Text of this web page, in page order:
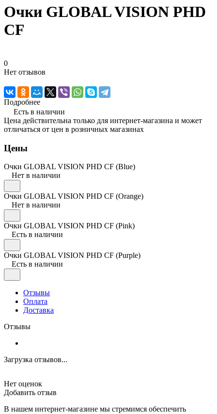
Очки GLOBAL VISION PHD
CF
0
Нет отзывов
Подробнее
Есть в наличии
Цена действительна только для интернет-магазина и может
отличаться от цен в розничных магазинах
Цены
Очки GLOBAL VISION PHD CF (Blue)
Нет в наличии
Очки GLOBAL VISION PHD CF (Orange)
Нет в наличии
Очки GLOBAL VISION PHD CF (Pink)
Есть в наличии
Очки GLOBAL VISION PHD CF (Purple)
Есть в наличии
Отзывы
Оплата
Доставка
Отзывы
Загрузка отзывов...
Нет оценок
Добавить отзыв
В нашем интернет-магазине мы стремимся обеспечить